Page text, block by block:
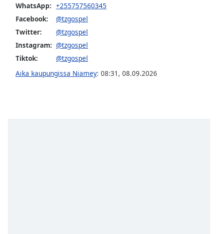
settings,
opens
subtitles
settings
dialog
subtitles
off,
WhatsApp: +255757560345
Facebook:
@tzgospel
Twitter:
@tzgospel
Instagram: @tzgospel
Tiktok:
@tzgospel
Aika kaupungissa Niamey: 08:31 , 08.09.2026